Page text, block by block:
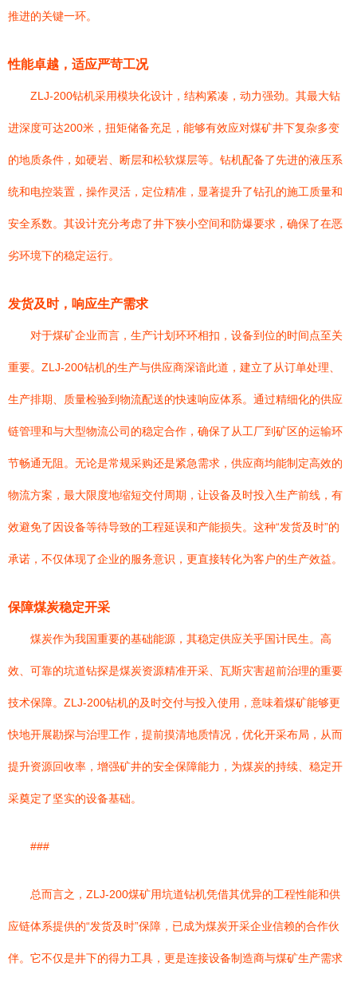
推进的关键一环。
性能卓越，适应严苛工况
ZLJ-200钻机采用模块化设计，结构紧凑，动力强劲。其最大钻
进深度可达200米，扭矩储备充足，能够有效应对煤矿井下复杂多变
的地质条件，如硬岩、断层和松软煤层等。钻机配备了先进的液压系
统和电控装置，操作灵活，定位精准，显著提升了钻孔的施工质量和
安全系数。其设计充分考虑了井下狭小空间和防爆要求，确保了在恶
劣环境下的稳定运行。
发货及时，响应生产需求
对于煤矿企业而言，生产计划环环相扣，设备到位的时间点至关
重要。ZLJ-200钻机的生产与供应商深谙此道，建立了从订单处理、
生产排期、质量检验到物流配送的快速响应体系。通过精细化的供应
链管理和与大型物流公司的稳定合作，确保了从工厂到矿区的运输环
节畅通无阻。无论是常规采购还是紧急需求，供应商均能制定高效的
物流方案，最大限度地缩短交付周期，让设备及时投入生产前线，有
效避免了因设备等待导致的工程延误和产能损失。这种“发货及时”的
承诺，不仅体现了企业的服务意识，更直接转化为客户的生产效益。
保障煤炭稳定开采
煤炭作为我国重要的基础能源，其稳定供应关乎国计民生。高
效、可靠的坑道钻探是煤炭资源精准开采、瓦斯灾害超前治理的重要
技术保障。ZLJ-200钻机的及时交付与投入使用，意味着煤矿能够更
快地开展勘探与治理工作，提前摸清地质情况，优化开采布局，从而
提升资源回收率，增强矿井的安全保障能力，为煤炭的持续、稳定开
采奠定了坚实的设备基础。
###
总而言之，ZLJ-200煤矿用坑道钻机凭借其优异的工程性能和供
应链体系提供的“发货及时”保障，已成为煤炭开采企业信赖的合作伙
伴。它不仅是井下的得力工具，更是连接设备制造商与煤矿生产需求